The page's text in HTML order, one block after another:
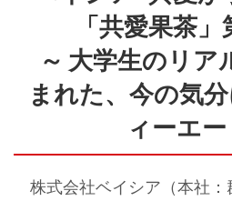
「共愛果茶
～ 大学生のリア
まれた、今の気
ィーエー
株式会社ベイシア（本社：